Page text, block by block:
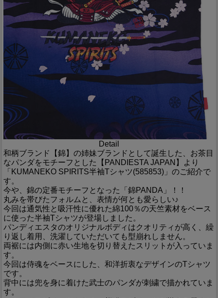
Detail
和柄ブランド【錦】の姉妹ブランドとして誕生した、お茶目
なパンダをモチーフとした【PANDIESTA JAPAN】より
「KUMANEKO SPIRITS半袖Tシャツ(585853)」のご紹介で
す。
今や、錦の定番モチーフとなった「錦PANDA」！！
丸みを帯びたフォルムと、表情が何とも愛らしい♪
今回は通気性と吸汗性に優れた綿100％の天竺素材をベース
に使った半袖Tシャツが登場しました。
パンディエスタのオリジナルボディはクオリティが高く、繰
り返し着用、洗濯していただいても型崩れしません。
両裾には内側に赤い生地を切り替えたスリットが入っていま
す。
今回は侍魂をベースにした、和洋折衷なデザインのTシャツ
です。
背中には兜を身に着けた武士のパンダが刺繍で描かれていま
す。